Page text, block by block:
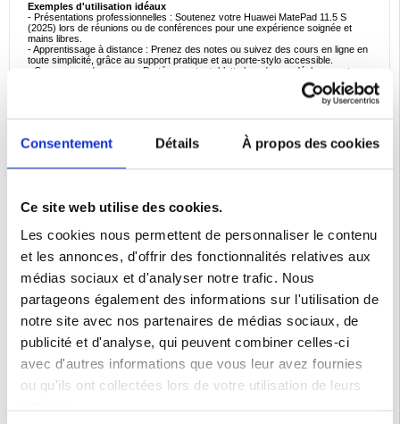
Consentement Détails À propos des cookies
Ce site web utilise des cookies.
Les cookies nous permettent de personnaliser le contenu
et les annonces, d'offrir des fonctionnalités relatives aux
médias sociaux et d'analyser notre trafic. Nous
partageons également des informations sur l'utilisation de
notre site avec nos partenaires de médias sociaux, de
publicité et d'analyse, qui peuvent combiner celles-ci
avec d'autres informations que vous leur avez fournies
ou qu'ils ont collectées lors de votre utilisation de leurs
Exemples d'utilisation idéaux
- Présentations professionnelles : Soutenez votre Huawei MatePad 11.5 S
(2025) lors de réunions ou de conférences pour une expérience soignée et
mains libres.
- Apprentissage à distance : Prenez des notes ou suivez des cours en ligne en
toute simplicité, grâce au support pratique et au porte-stylo accessible.
- Compagnon de voyage : Protégez votre tablette lors de vos déplacements en
- Navigation et streaming au quotidien : Profitez d'un visionnage en continu, d'un
visionnage de recettes ou d'une navigation en ligne décontractée en gardant les
Pourquoi ce produit est parfait à acheter
Cet étui en cuir répond à la fois au style et à la substance, garantissant que
une protection absorbant les chocs, un emplacement pour stylet intégré et une
terme.
Faits intéressants sur les housses de tablettes en cuir
Les étuis en cuir sont réputés pour leur durabilité et leur attrait intemporel.
Grâce à leur robustesse et à leur finition élégante, ils constituent un choix de
prédilection pour les professionnels et les étudiants à la pointe de la
technologie. En outre, la résistance naturelle du cuir aux rayures et aux
éraflures permet de conserver une apparence élégante, ce qui garantit que
votre housse de tablette reste raffinée et soignée, même après une utilisation
prolongée.
Compatibilité :Huawei MatePad 11.5 S (2025)
Emballage : En vrac
EAN: 5714122569790